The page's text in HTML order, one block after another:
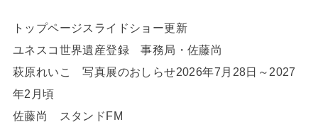
トップページスライドショー更新
ユネスコ世界遺産登録 事務局・佐藤尚
萩原れいこ 写真展のおしらせ2026年7月28日～2027
年2月頃
佐藤尚 スタンドFM